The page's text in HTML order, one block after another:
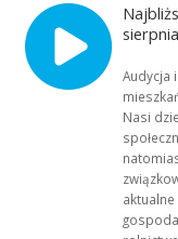
Audycja
Nasi